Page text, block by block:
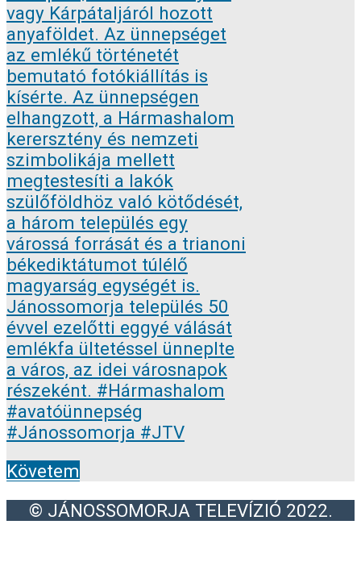
Követem
© JÁNOSSOMORJA TELEVÍZIÓ 2022.